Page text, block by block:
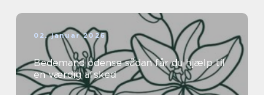
02. januar 2026
Bedemand odense sådan får du hjælp til
en værdig afsked